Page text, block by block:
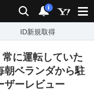
検索 通知
i
ID新規取得
に運転していた
朝ベランダから駐
ザーレビュー